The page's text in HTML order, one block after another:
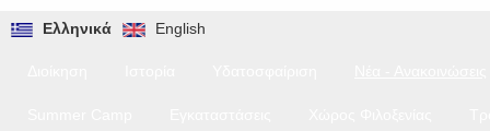
Ελληνικά English